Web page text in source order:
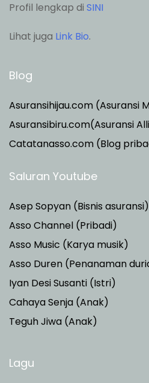
Profil lengkap di SINI
Lihat juga Link Bio.
Blog
Asuransihijau.com (Asuransi
Asuransibiru.com(Asuransi
Catatanasso.com (Blog
Saluran Youtube
Asep Sopyan (Bisnis asuransi)
Asso Channel (Pribadi)
Asso Music (Karya musik)
Asso Duren (Penanaman
Iyan Desi Susanti (Istri)
Cahaya Senja (Anak)
Teguh Jiwa (Anak)
Lagu